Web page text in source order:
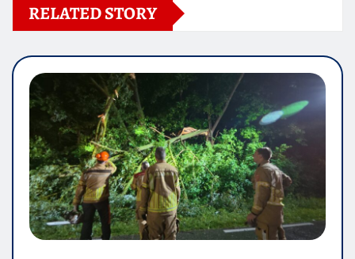
RELATED STORY